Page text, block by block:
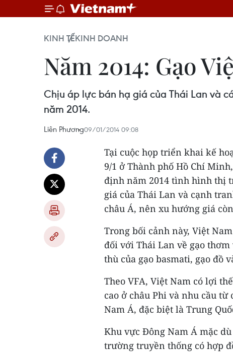
KINH TẾKINH DOANH
Năm 2014: Gạo
Chịu áp lực bán hạ giá của Thái Lan và
năm 2014.
Liên Phương09/01/2014 09:08
Tại cuộc họp triển khai kế
9/1 ở Thành phố Hồ Chí
định năm 2014 tình hình thị
giá của Thái Lan và cạnh
châu Á, nên xu hướng giá
Trong bối cảnh này, Việt
đối với Thái Lan về gạo
thù của gạo basmati, gạo đồ
Theo VFA, Việt Nam có lợi
cao ở châu Phi và nhu cầu
Nam Á, đặc biệt là Trung
Khu vực Đông Nam Á mặc
trường truyền thống có hợp